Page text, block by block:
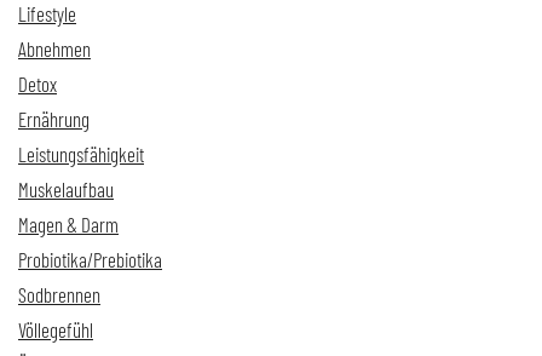
Lifestyle
Abnehmen
Detox
Ernährung
Leistungsfähigkeit
Muskelaufbau
Magen & Darm
Probiotika/Prebiotika
Sodbrennen
Völlegefühl